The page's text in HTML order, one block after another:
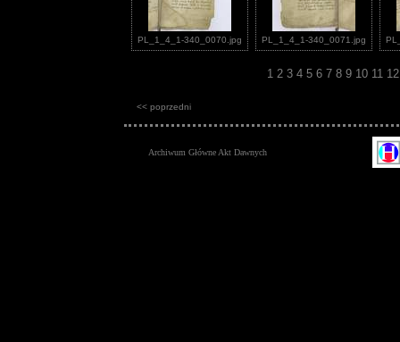
PL_1_4_1-340_0070.jpg PL_1_4_1-340_0071.jpg
1 2 3 4 5 6 7 8 9 10 11
<< poprzedni
Archiwum Główne Akt Dawnych